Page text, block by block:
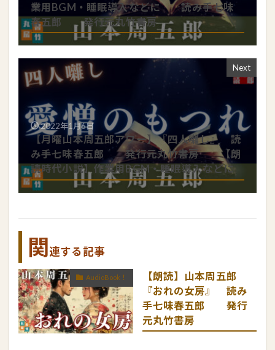
業用BGM・睡眠導入などに 読み手七味
春五郎 発行元丸竹書房
Next
2022年1月6日
【月曜山本周五郎アワー】『四人囃し』 読
み手七味春五郎 発行元丸竹書房 【朗
読時代小説】作業用BGM・睡眠導入などに
関連する記事
AudioBook！
【朗読】山本周五郎
『おれの女房』 読み
手七味春五郎 発行
元丸竹書房